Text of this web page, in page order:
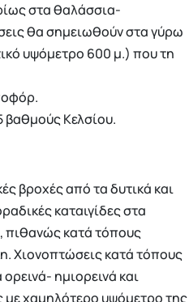
στα θαλάσσια-
θα σημειωθούν στα γύρω
υψόμετρο 600 μ.) που τη
Κελσίου.
βροχές από τα δυτικά και
καταιγίδες στα
κατά τόπους
Χιονοπτώσεις κατά τόπους
ημιορεινά και
με χαμηλότερο υψόμετρο της